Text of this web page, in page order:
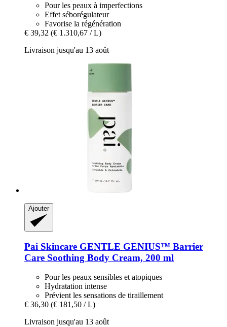
Pour les peaux à imperfections
Effet séborégulateur
Favorise la régénération
€ 39,32 (€ 1.310,67 / L)
Livraison jusqu'au 13 août
Ajouter
Pai Skincare GENTLE GENIUS™ Barrier
Care Soothing Body Cream, 200 ml
Pour les peaux sensibles et atopiques
Hydratation intense
Prévient les sensations de tiraillement
€ 36,30 (€ 181,50 / L)
Livraison jusqu'au 13 août